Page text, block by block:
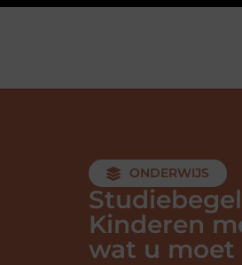
ONDERWIJS
Kinderen
wat u moet